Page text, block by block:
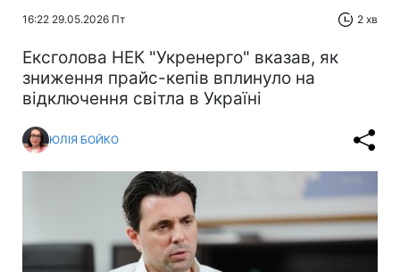
16:22 29.05.2026 Пт 2 хв
Ексголова НЕК "Укренерго" вказав, як
зниження прайс-кепів вплинуло на
відключення світла в Україні
ЮЛІЯ БОЙКО